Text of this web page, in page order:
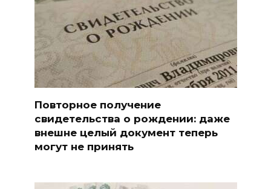
Повторное получение
свидетельства о рождении: даже
внешне целый документ теперь
могут не принять